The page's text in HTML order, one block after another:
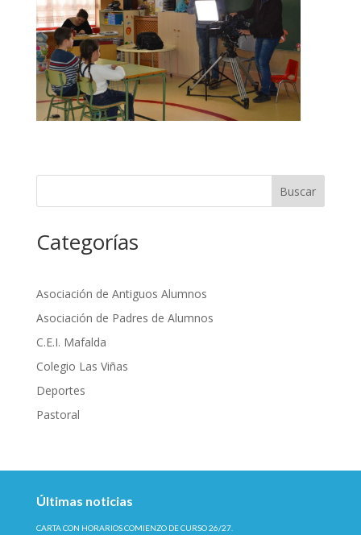
Buscar
Categorías
Asociación de Antiguos Alumnos
Asociación de Padres de Alumnos
C.E.I. Mafalda
Colegio Las Viñas
Deportes
Pastoral
Últimas noticias
CARTA CON HORARIOS COMIENZO DE CURSO 26/27.